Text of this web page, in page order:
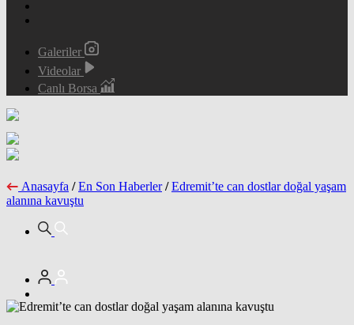
Galeriler
Videolar
Canlı Borsa
Anasayfa / En Son Haberler / Edremit’te can dostlar doğal yaşam
alanına kavuştu